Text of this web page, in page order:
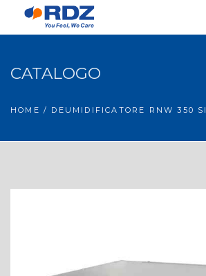
CATALOGO
HOME / DEUMIDIFICATORE RNW 350 SI